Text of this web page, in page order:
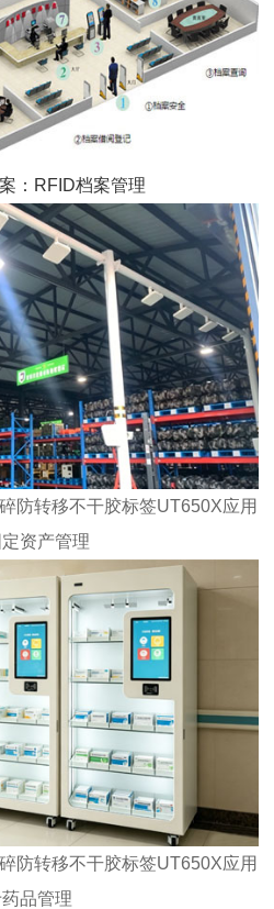
：RFID档案管理
防转移不干胶标签UT650X应用
资产管理
防转移不干胶标签UT650X应用
品管理